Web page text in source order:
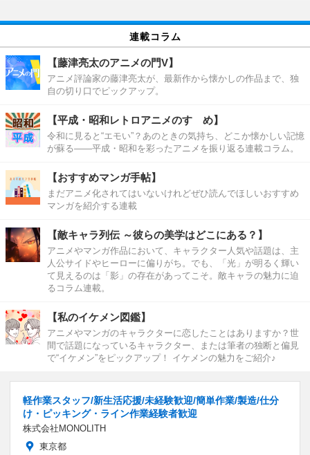
連載コラム
【藤津亮太のアニメの門V】
アニメ評論家の藤津亮太が、最新作から懐かしの作品まで、独
自の切り口でピックアップ。
【平成・昭和レトロアニメのすゝめ】
令和に見ると“エモい”？あのときの気持ち、どこか懐かしい記憶
が蘇る――平成・昭和を彩ったアニメを振り返る連載コラム。
【おすすめマンガ手帖】
まだアニメ化されてはいないけれどぜひ読んでほしいおすすめ
マンガを紹介する連載
【敵キャラ列伝 ～彼らの美学はどこにある？】
アニメやマンガ作品において、キャラクター人気や話題は、主
人公サイドやヒーローに偏りがち。でも、「光」が明るく輝い
て見えるのは「影」の存在があってこそ。敵キャラの魅力に迫
るコラム連載。
【私のイケメン図鑑】
アニメやマンガのキャラクターに恋したことはありますか？世
間で話題になっているキャラクター、または筆者の独断と偏見
で“イケメン”をピックアップ！ イケメンの魅力をご紹介♪
軽作業スタッフ/新生活応援/未経験歓迎/簡単作業/製造/仕分
け・ピッキング・ライン作業経験者歓迎
株式会社MONOLITH
東京都